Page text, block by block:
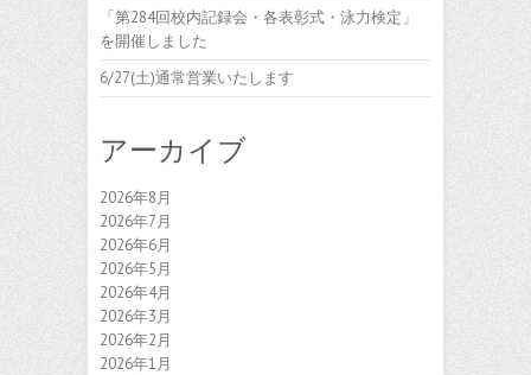
「第284回校内記録会・各表彰式・泳力検定」
を開催しました
6/27(土)通常営業いたします
アーカイブ
2026年8月
2026年7月
2026年6月
2026年5月
2026年4月
2026年3月
2026年2月
2026年1月